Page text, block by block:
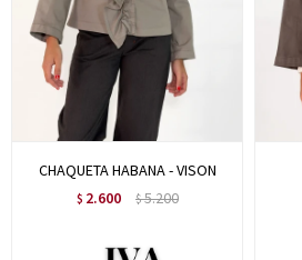
CHAQUETA HABANA - VISON
$ 2.600 $5.200